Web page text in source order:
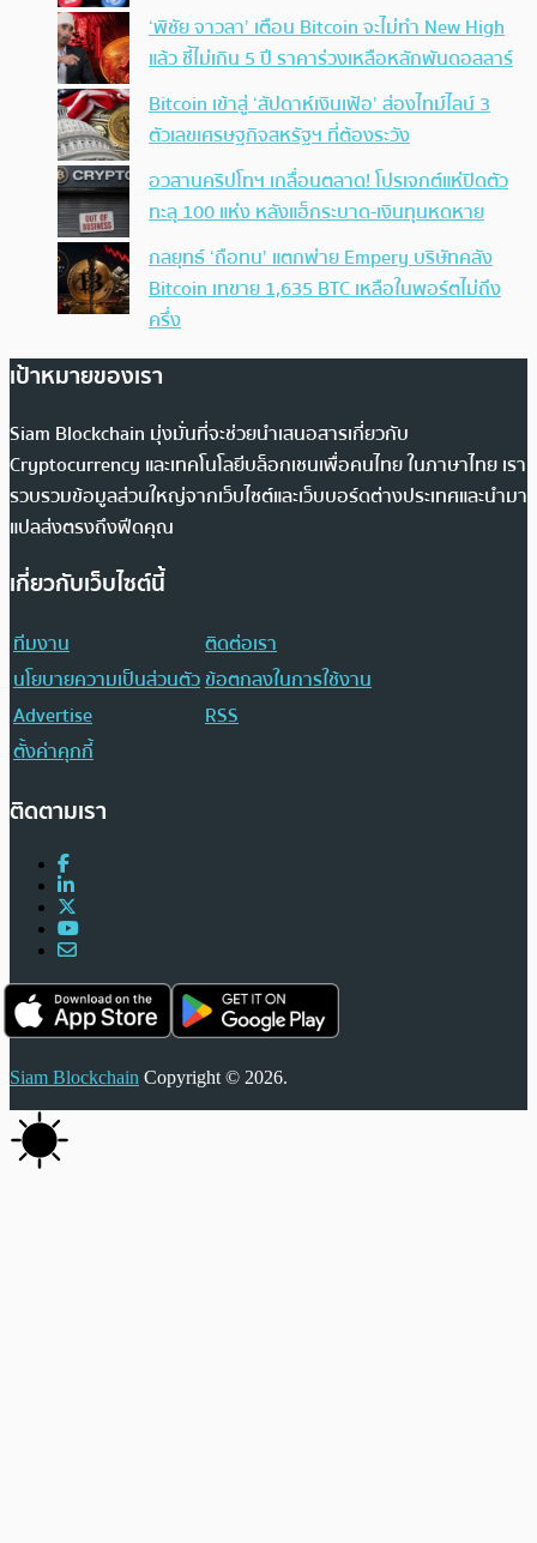
‘พิชัย จาวลา’ เตือน Bitcoin จะไม่ทำ New High
แล้ว ชี้ไม่เกิน 5 ปี ราคาร่วงเหลือหลักพันดอลลาร์
Bitcoin เข้าสู่ ‘สัปดาห์เงินเฟ้อ’ ส่องไทม์ไลน์ 3
ตัวเลขเศรษฐกิจสหรัฐฯ ที่ต้องระวัง
อวสานคริปโทฯ เกลื่อนตลาด! โปรเจกต์แห่ปิดตัว
ทะลุ 100 แห่ง หลังแฮ็กระบาด-เงินทุนหดหาย
กลยุทธ์ ‘ถือทน’ แตกพ่าย Empery บริษัทคลัง
Bitcoin เทขาย 1,635 BTC เหลือในพอร์ตไม่ถึง
ครึ่ง
เป้าหมายของเรา
Siam Blockchain มุ่งมั่นที่จะช่วยนำเสนอสารเกี่ยวกับ
Cryptocurrency และเทคโนโลยีบล็อกเชนเพื่อคนไทย ในภาษาไทย เรา
รวบรวมข้อมูลส่วนใหญ่จากเว็บไซต์และเว็บบอร์ดต่างประเทศและนำมา
แปลส่งตรงถึงฟีดคุณ
เกี่ยวกับเว็บไซต์นี้
ทีมงาน
ติดต่อเรา
นโยบายความเป็นส่วนตัวข้อตกลงในการใช้งาน
Advertise
RSS
ตั้งค่าคุกกี้
ติดตามเรา
Siam Blockchain Copyright © 2026.